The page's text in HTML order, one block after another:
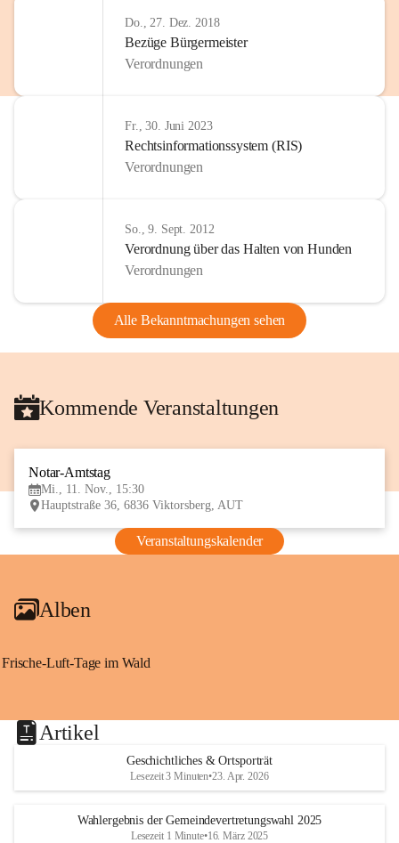
Do., 27. Dez. 2018
Bezüge Bürgermeister
Verordnungen
Fr., 30. Juni 2023
Rechtsinformationssystem (RIS)
Verordnungen
So., 9. Sept. 2012
Verordnung über das Halten von Hunden
Verordnungen
Alle Bekanntmachungen sehen
Kommende Veranstaltungen
Notar-Amtstag
Mi., 11. Nov., 15:30
Hauptstraße 36, 6836 Viktorsberg, AUT
Veranstaltungskalender
Alben
Frische-Luft-Tage im Wald
Artikel
Geschichtliches & Ortsporträt
Lesezeit 3 Minuten•23. Apr. 2026
Wahlergebnis der Gemeindevertretungswahl 2025
Lesezeit 1 Minute•16. März 2025